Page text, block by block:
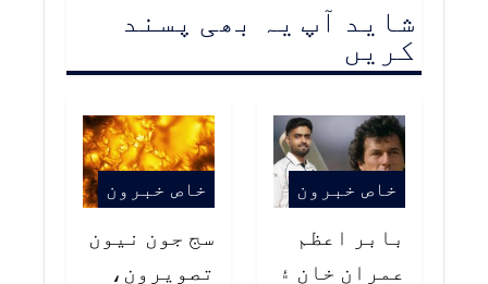
شاید آپ یہ بھی پسند
کریں
خاص خبرون
بابر اعظم
عمران خان ۽
خاص خبرون
سج جون نيون
تصويرون،